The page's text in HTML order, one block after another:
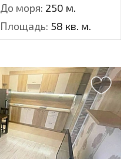
До моря: 250 м.
Площадь: 58 кв. м.